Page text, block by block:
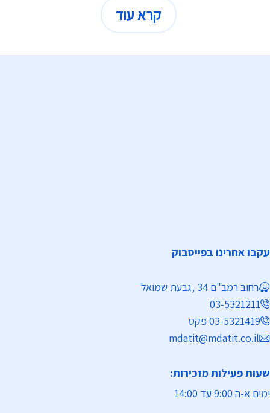
קרא עוד
עקבו אחרינו בפייסבוק
רחוב רמב"ם 34 ,גבעת שמואל
03-5321211
03-5321419 פקס
mdatit@mdatit.co.il
שעות פעילות מזכירות:
ימים א-ה 9:00 עד 14:00